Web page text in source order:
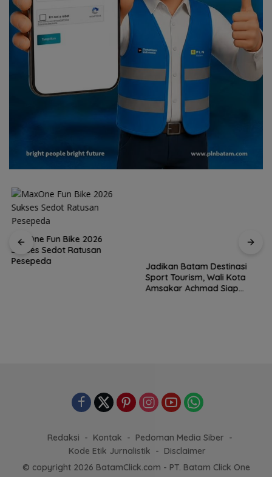
MaxOne Fun Bike 2026
Sukses Sedot Ratusan
Pesepeda
Sport Tourism, Wali Kota
Amsakar Achmad Siap
Wadahi Kejuaraan Dunia
Redaksi Kontak
Pedoman Media Siber
Kode Etik Jurnalistik
Disclaimer
© copyright 2026 BatamClick.com - PT. Batam Click One